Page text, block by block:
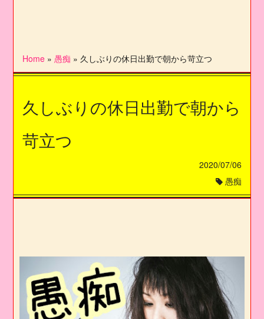
Home »愚痴 » 久しぶりの休日出勤で朝から苛立つ
久しぶりの休日出勤で朝から
苛立つ
2020/07/06
愚痴